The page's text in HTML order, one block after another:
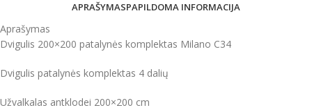
APRAŠYMASPAPILDOMA INFORMACIJA
Aprašymas
Dvigulis 200×200 patalynės komplektas Milano C34
Dvigulis patalynės komplektas 4 dalių
Užvalkalas antklodei 200×200 cm